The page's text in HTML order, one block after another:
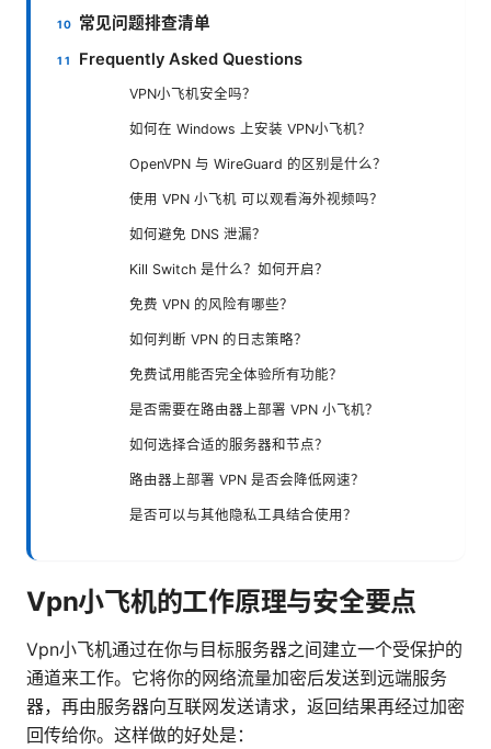
常见问题排查清单
Frequently Asked Questions
VPN小飞机安全吗？
如何在 Windows 上安装 VPN小飞机？
OpenVPN 与 WireGuard 的区别是什么？
使用 VPN 小飞机 可以观看海外视频吗？
如何避免 DNS 泄漏？
Kill Switch 是什么？如何开启？
免费 VPN 的风险有哪些？
如何判断 VPN 的日志策略？
免费试用能否完全体验所有功能？
是否需要在路由器上部署 VPN 小飞机？
如何选择合适的服务器和节点？
路由器上部署 VPN 是否会降低网速？
是否可以与其他隐私工具结合使用？
Vpn小飞机的工作原理与安全要点
Vpn小飞机通过在你与目标服务器之间建立一个受保护的
通道来工作。它将你的网络流量加密后发送到远端服务
器，再由服务器向互联网发送请求，返回结果再经过加密
回传给你。这样做的好处是：